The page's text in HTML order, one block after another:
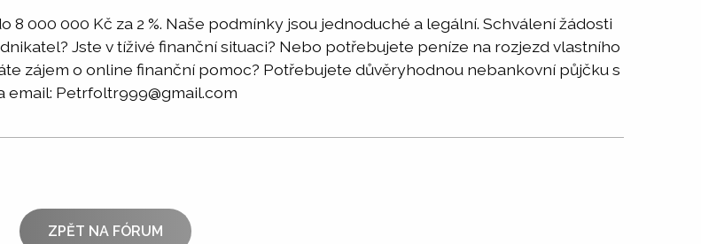
000 000 Kč za 2 %. Naše podmínky jsou jednoduché a legální. Schválení žádosti
Jste v tíživé finanční situaci? Nebo potřebujete peníze na rozjezd vlastního
zájem o online finanční pomoc? Potřebujete důvěryhodnou nebankovní půjčku s
email: Petrfoltr999@gmail.com
ZPĚT NA FÓRUM